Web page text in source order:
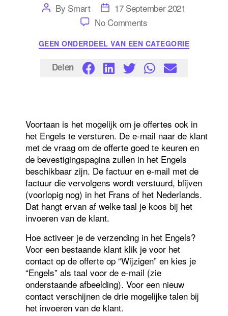
Post
author
By Smart Post
date
17 September 2021
No Commentson
offerte
opmaken
het
Engels?
Categories
GEEN ONDERDEEL VAN EEN CATEGORIE
Delen
Voortaan is het mogelijk om je offertes ook in
het Engels te versturen. De e-mail naar de klant
met de vraag om de offerte goed te keuren en
de bevestigingspagina zullen in het Engels
beschikbaar zijn. De factuur en e-mail met de
factuur die vervolgens wordt verstuurd, blijven
(voorlopig nog) in het Frans of het Nederlands.
Dat hangt ervan af welke taal je koos bij het
invoeren van de klant.
Hoe activeer je de verzending in het Engels?
Voor een bestaande klant klik je voor het
contact op de offerte op “Wijzigen” en kies je
“Engels” als taal voor de e-mail (zie
onderstaande afbeelding). Voor een nieuw
contact verschijnen de drie mogelijke talen bij
het invoeren van de klant.